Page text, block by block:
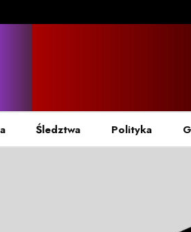
Śledztwa Polityka